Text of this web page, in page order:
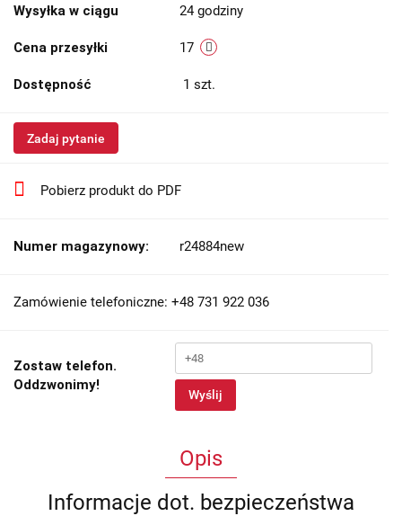
Wysyłka w ciągu 24 godziny
Cena przesyłki 17
Dostępność 1 szt.
Zadaj pytanie
Pobierz produkt do PDF
Numer magazynowy: r24884new
Zamówienie telefoniczne: +48 731 922 036
Zostaw telefon.
Oddzwonimy!
Wyślij
Opis
Informacje dot. bezpieczeństwa